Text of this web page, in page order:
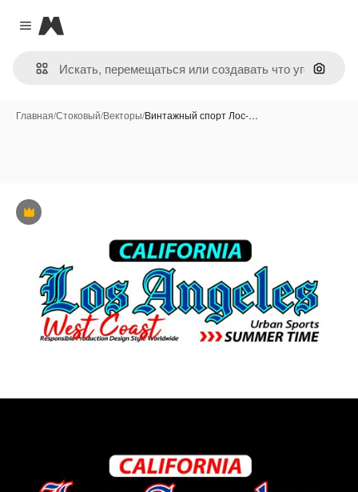
Close menu
Magnific
Поиск
Главная/Стоковый/Векторы/Винтажный спорт Лос-…
Премиум